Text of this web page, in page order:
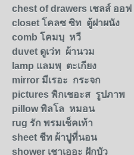
chest of drawers เชลส์ ออฟ
closet โคลซ ซิท ตู้ฝาผนัง
comb โคมบฺ หวี
duvet ดูเว่ท ผ้านวม
lamp แลมพฺ ตะเกียง
mirror มีเรอะ กระจก
pictures พิกเชอะส รูปภาพ
pillow พิลโล หมอน
rug รัก พรมเช็คเท้า
sheet ชีท ผ้าปูที่นอน
shower เชาเออะ ฝักบัว